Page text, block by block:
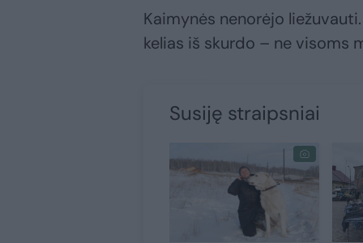
Kaimynės nenorėjo
kelias iš skurdo – ne visoms
Susiję straipsniai